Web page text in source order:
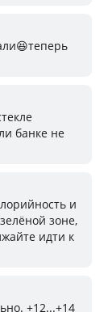
банке не
и
зоне,
идти к
+12...+14